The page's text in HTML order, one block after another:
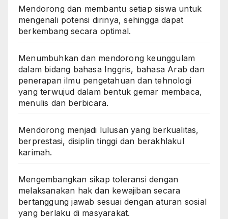
Mendorong dan membantu setiap siswa untuk
mengenali potensi dirinya, sehingga dapat
berkembang secara optimal.
Menumbuhkan dan mendorong keunggulam
dalam bidang bahasa Inggris, bahasa Arab dan
penerapan ilmu pengetahuan dan tehnologi
yang terwujud dalam bentuk gemar membaca,
menulis dan berbicara.
Mendorong menjadi lulusan yang berkualitas,
berprestasi, disiplin tinggi dan berakhlakul
karimah.
Mengembangkan sikap toleransi dengan
melaksanakan hak dan kewajiban secara
bertanggung jawab sesuai dengan aturan sosial
yang berlaku di masyarakat.